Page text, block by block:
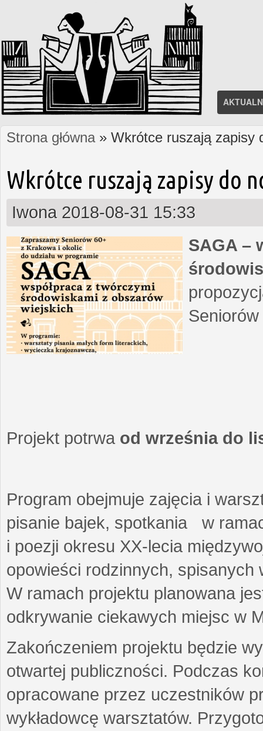
Jesteś tutaj
Strona główna» Wkrótce ruszają zapisy
Wkrótce ruszają zapisy do
Iwona 2018-08-31 15:33
SAGA –
Projekt potrwa od września do
Program obejmuje zajęcia i
pisanie bajek, spotkania w
i poezji okresu XX-lecia
opowieści rodzinnych,
W ramach projektu planowana
odkrywanie ciekawych miejsc w
Zakończeniem projektu będzie
otwartej publiczności. Podczas
opracowane przez uczestników
wykładowcę warsztatów.